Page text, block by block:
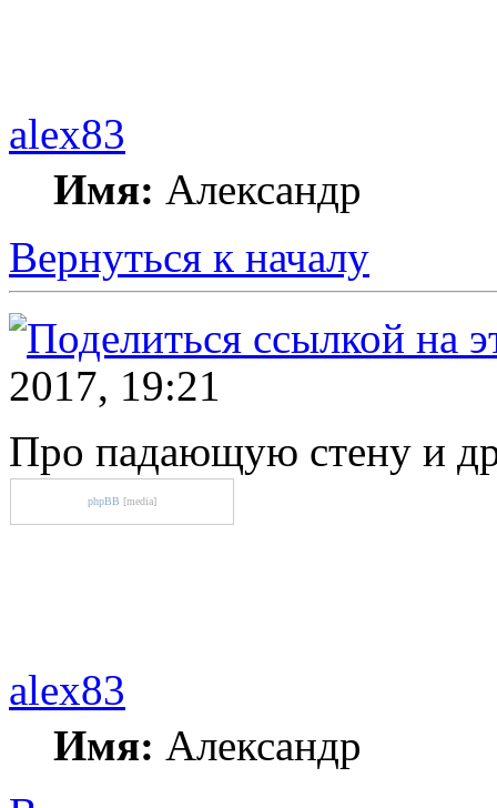
alex83
Имя: Александр
Вернуться к началу
2017, 19:21
Про падающую стену и
phpBB [media]
alex83
Имя: Александр